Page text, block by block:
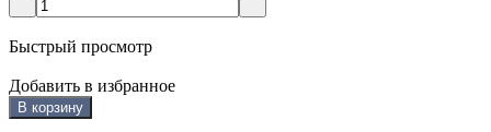
Быстрый просмотр
Добавить в избранное
В корзину